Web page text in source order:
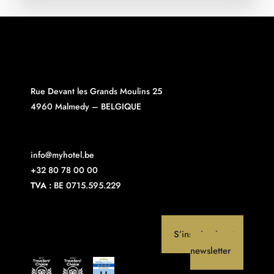
Rue Devant les Grands Moulins 25
4960 Malmedy – BELGIQUE
info@myhotel.be
+32 80 78 00 00
TVA : BE 0715.595.229
S’inscrire à notre
newsletter